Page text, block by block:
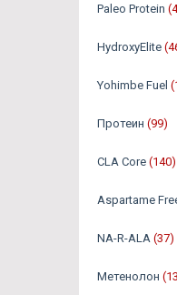
Paleo Protein
HydroxyElite
Yohimbe Fuel
Протеин (99)
CLA Core (140)
Aspartame
NA-R-ALA (37)
Метенолон